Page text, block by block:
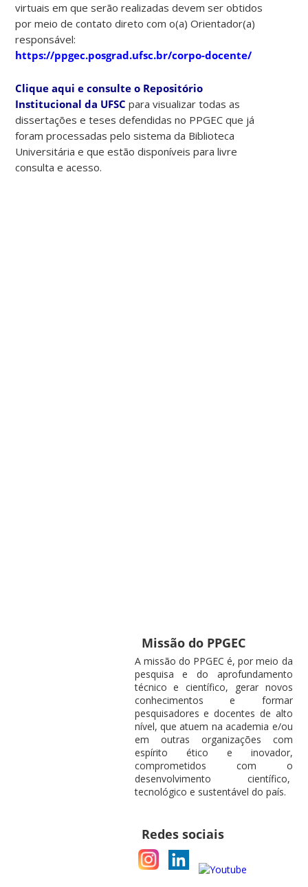
virtuais em que serão realizadas devem ser obtidos
por meio de contato direto com o(a) Orientador(a)
responsável:
https://ppgec.posgrad.ufsc.br/corpo-docente/
Clique aqui e consulte o Repositório
Institucional da UFSCpara visualizar todas as
dissertações e teses defendidas no PPGEC que já
foram processadas pelo sistema da Biblioteca
Universitária e que estão disponíveis para livre
consulta e acesso.
Missão do PPGEC
A missão do PPGEC é, por meio da
pesquisa e do aprofundamento
técnico e científico, gerar novos
conhecimentos e formar
pesquisadores e docentes de alto
nível, que atuem na academia e/ou
em outras organizações com
espírito ético e inovador,
comprometidos com o
desenvolvimento científico,
tecnológico e sustentável do país.
Redes sociais